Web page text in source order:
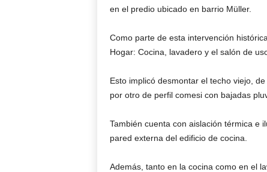
en el predio ubicado en barrio Müller.
Como parte de esta intervención
Hogar: Cocina, lavadero y el salón de
Esto implicó desmontar el techo viejo,
por otro de perfil comesi con bajadas
También cuenta con aislación térmica e
pared externa del edificio de cocina.
Además, tanto en la cocina como en el